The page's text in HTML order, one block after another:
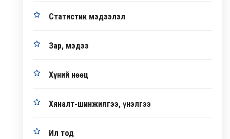
Статистик мэдээлэл
Зар, мэдээ
Хүний нөөц
Хяналт-шинжилгээ, үнэлгээ
Ил тод